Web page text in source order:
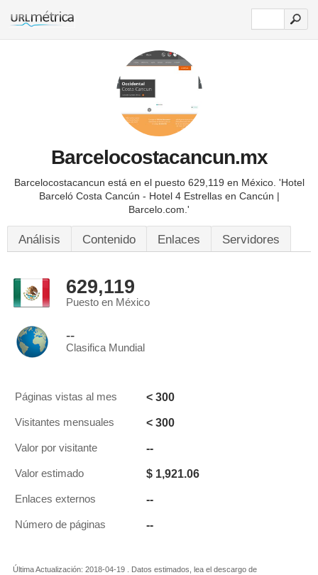
Barcelocostacancun.mx
Barcelocostacancun está en el puesto 629,119 en México. 'Hotel
Barceló Costa Cancún - Hotel 4 Estrellas en Cancún |
Barcelo.com.'
Análisis Contenido Enlaces Servidores
629,119
Puesto en México
--
Clasifica Mundial
Páginas vistas al mes < 300
Visitantes mensuales < 300
Valor por visitante --
Valor estimado $ 1,921.06
Enlaces externos --
Número de páginas --
Última Actualización: 2018-04-19 . Datos estimados, lea el descargo de